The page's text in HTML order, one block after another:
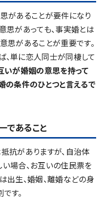
があることが要件になり
思があっても、事実婚とは
思があることが重要です。
単に恋人同士が同棲して
いが婚姻の意思を持って
の条件のひとつと言えるで
であること
抗がありますが、自治体
場合、お互いの住民票を
出生、婚姻、離婚などの身
す。